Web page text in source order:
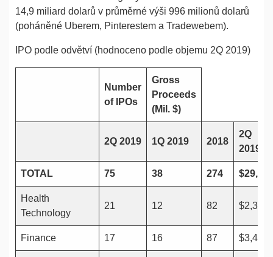
14,9 miliard dolarů v průměrné výši 996 milionů dolarů
(poháněné Uberem, Pinterestem a Tradewebem).
IPO podle odvětví (hodnoceno podle objemu 2Q 2019)
Number
of IPOs
Gross
Proceeds
(Mil. $)
2Q 2019 1Q 2019 2018
2Q
2019
TOTAL 75 38 274
Health
Technology
21 12 82 $2,322
Finance 17 16 87 $3,430